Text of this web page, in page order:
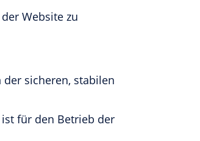
Website zu
der sicheren, stabilen
für den Betrieb der